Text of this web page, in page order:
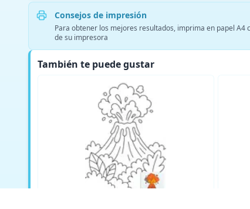
Consejos de impresión
Para obtener los mejores resultados, imprima en papel
de su impresora
También te puede gustar